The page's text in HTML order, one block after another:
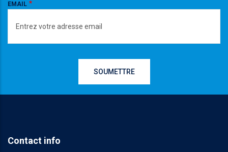
EMAIL
Contact info